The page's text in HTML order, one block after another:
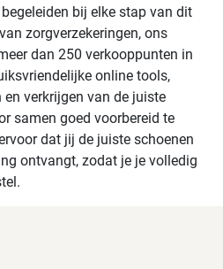
bij elke stap van dit
zorgverzekeringen, ons
dan 250 verkooppunten in
online tools,
verkrijgen van de juiste
samen goed voorbereid te
dat jij de juiste schoenen
ontvangt, zodat je je volledig